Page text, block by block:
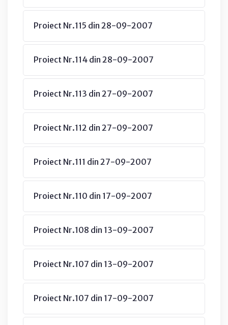
Proiect Nr.115 din 28-09-2007
Proiect Nr.114 din 28-09-2007
Proiect Nr.113 din 27-09-2007
Proiect Nr.112 din 27-09-2007
Proiect Nr.111 din 27-09-2007
Proiect Nr.110 din 17-09-2007
Proiect Nr.108 din 13-09-2007
Proiect Nr.107 din 13-09-2007
Proiect Nr.107 din 17-09-2007